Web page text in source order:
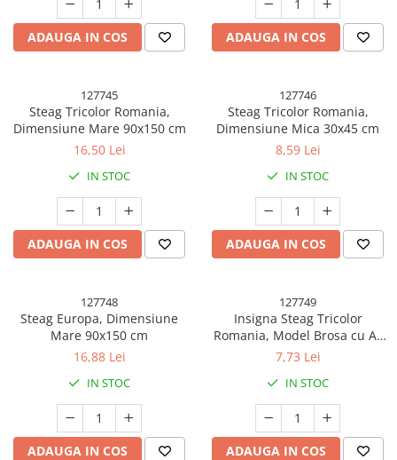
ADAUGA IN COS ADAUGA IN COS
127745
Steag Tricolor Romania,
Dimensiune Mare 90x150 cm
16,50 Lei
IN STOC
ADAUGA IN COS
127746
Steag Tricolor Romania,
Dimensiune Mica 30x45 cm
8,59 Lei
IN STOC
ADAUGA IN COS
127748
Steag Europa, Dimensiune
Mare 90x150 cm
16,88 Lei
IN STOC
ADAUGA IN COS
127749
Insigna Steag Tricolor
Romania, Model Brosa cu Ac
de Siguranta, 20x20 mm
7,73 Lei
IN STOC
ADAUGA IN COS